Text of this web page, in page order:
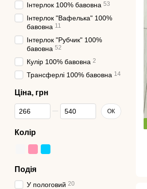
Інтерлок 100% бавовна 53
Інтерлок "Вафелька" 100%
бавовна 11
Інтерлок "Рубчик" 100%
бавовна 52
Кулір 100% бавовна 2
Трансферлі 100% бавовна 14
Ціна, грн
Від Ціна, грн
До Ціна, грн ОК
Колір
Подія
У пологовий 20